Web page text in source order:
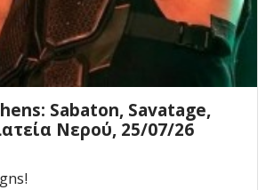
Sabaton, Savatage,
Νερού, 25/07/26